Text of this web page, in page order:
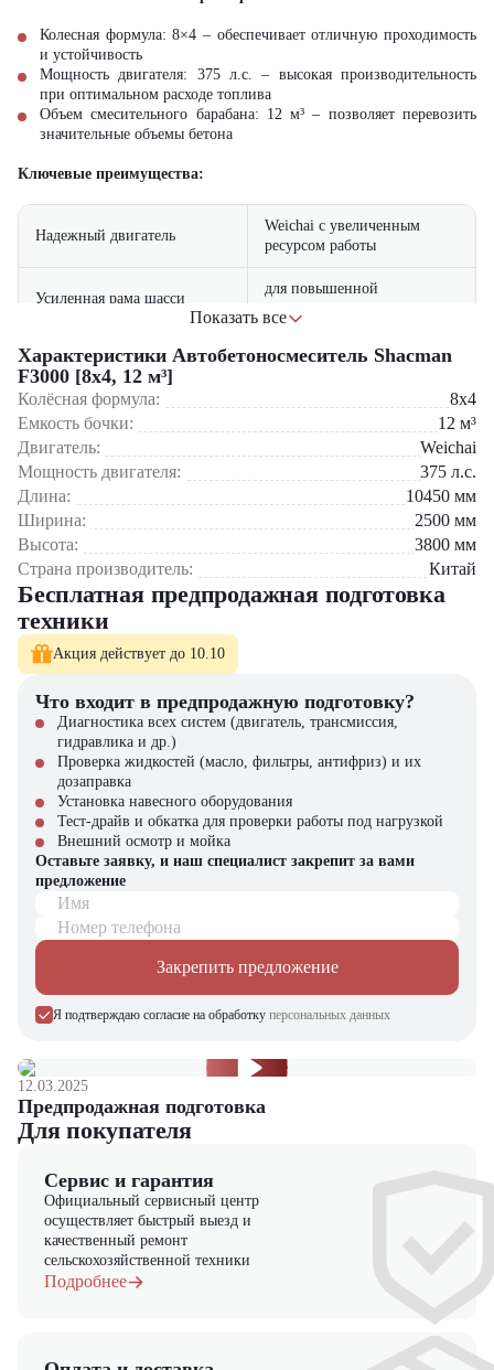
Колесная формула: 8×4 – обеспечивает отличную проходимость
и устойчивость
Мощность двигателя: 375 л.с. – высокая производительность
при оптимальном расходе топлива
Объем смесительного барабана: 12 м³ – позволяет перевозить
значительные объемы бетона
Ключевые преимущества:
Надежный двигатель
Weichai с увеличенным
ресурсом работы
Усиленная рама шасси
для повышенной
Эффективная система
перемешивания
с равномерным
Комфортная кабина
управлением
эксплуатации и
Сфера применения:
Строительства жилых и коммерческих зданий
Возведения промышленных объектов
Дорожного и инфраструктурного строительства
Работ на крупных строительных площадках
Реализации государственных строительных программ
Приобрести автобетоносмеситель Shacman F3000 [8×4, 12 м³]
можете в компании "ЦТО" – официальном дилере спецтехники.
Мы предлагаем новые машины с полным пакетом документов и
гарантийным обслуживанием.
В нашем каталоге представлен широкий выбор строительной
техники, складского оборудования и навесных агрегатов. Оставьте
заявку на сайте – наши специалисты помогут подобрать
оптимальное решение для вашего бизнеса!
Показать все
Характеристики Автобетоносмеситель Shacman
F3000 [8x4, 12 м³]
Колёсная формула:
8x4
Емкость бочки:
12 м³
Двигатель:
Weichai
Мощность двигателя:
375 л.с.
Длина:
10450 мм
Ширина:
2500 мм
Высота:
3800 мм
Страна производитель:
Китай
Бесплатная предпродажная подготовка
техники
Акция действует до 10.10
Что входит в предпродажную подготовку?
Диагностика всех систем (двигатель, трансмиссия,
гидравлика и др.)
Проверка жидкостей (масло, фильтры, антифриз) и их
дозаправка
Установка навесного оборудования
Тест-драйв и обкатка для проверки работы под нагрузкой
Внешний осмотр и мойка
Оставьте заявку, и наш специалист закрепит за вами
предложение
Имя
Номер телефона
Закрепить предложение
Я подтверждаю согласие на обработку персональных данных
12.03.2025
Предпродажная подготовка
Для покупателя
Сервис и гарантия
Официальный сервисный центр
осуществляет быстрый выезд и
качественный ремонт
сельскохозяйственной техники
Подробнее